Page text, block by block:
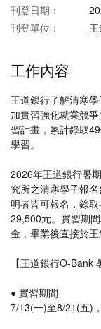
刊登日期：
刊登單位：
工作內容
王道銀行了解清寒
加實習強化就業競
習計畫，累計錄取
學習。
2026年王道銀行暑
究所之清寒學子報
明者皆可報名，錄
29,500元。實習期
金，畢業後直接於王
【王道銀行O-Bank
● 實習期間
7/13(一)至8/21(五)